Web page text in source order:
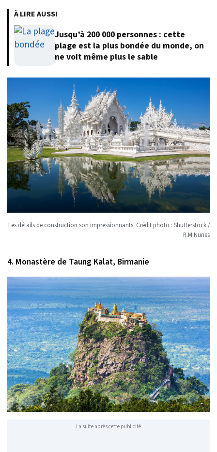
À LIRE AUSSI
Jusqu’à 200 000 personnes : cette
plage est la plus bondée du monde, on
ne voit même plus le sable
Les détails de construction son impressionnants. Crédit photo : Shutterstock /
R.M.Nunes
4. Monastère de Taung Kalat, Birmanie
La suite après cette publicité